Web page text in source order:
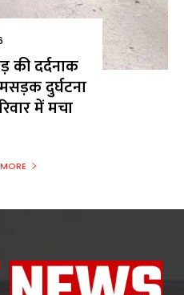
की दर्दनाक
दुर्घटना
में मचा